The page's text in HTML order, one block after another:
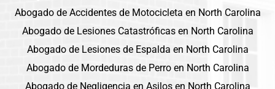
Abogado de Accidentes de Motocicleta en North Carolina
Abogado de Lesiones Catastróficas en North Carolina
Abogado de Lesiones de Espalda en North Carolina
Abogado de Mordeduras de Perro en North Carolina
Abogado de Negligencia en Asilos en North Carolina